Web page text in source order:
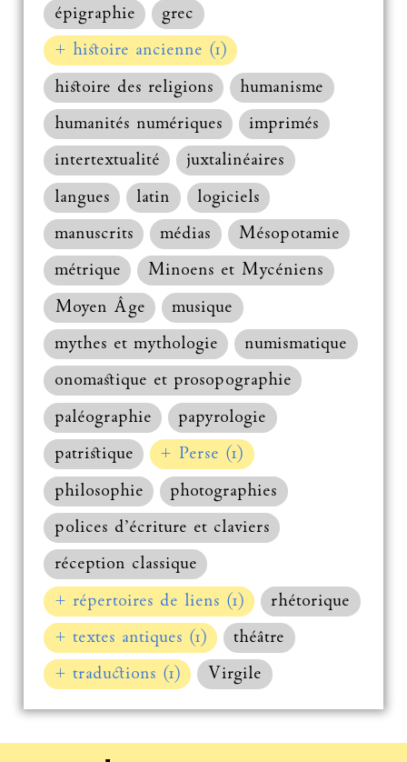
épigraphie
grec
+ histoire ancienne (1)
histoire des religions
humanisme
humanités numériques
imprimés
intertextualité
juxtalinéaires
langues
latin
logiciels
manuscrits
médias
Mésopotamie
métrique
Minoens et Mycéniens
Moyen Âge
musique
mythes et mythologie
numismatique
onomastique et prosopographie
paléographie
papyrologie
patristique
+ Perse (1)
philosophie
photographies
polices d’écriture et claviers
réception classique
+ répertoires de liens (1)
rhétorique
+ textes antiques (1)
théâtre
+ traductions (1)
Virgile